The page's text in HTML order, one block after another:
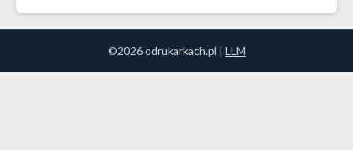
©2026 odrukarkach.pl | LLM